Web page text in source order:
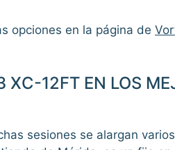
opciones en la página de
12FT EN LOS
sesiones se alargan